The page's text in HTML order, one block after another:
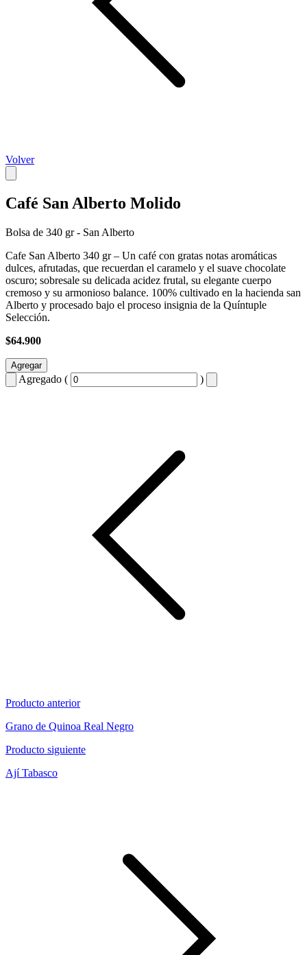
Volver
Café San Alberto Molido
Bolsa de 340 gr - San Alberto
Cafe San Alberto 340 gr – Un café con gratas notas aromáticas
dulces, afrutadas, que recuerdan el caramelo y el suave chocolate
oscuro; sobresale su delicada acidez frutal, su elegante cuerpo
cremoso y su armonioso balance. 100% cultivado en la hacienda san
Alberto y procesado bajo el proceso insignia de la Quíntuple
Selección.
$64.900
Agregar
Agregado ( )
Producto anterior
Grano de Quinoa Real Negro
Producto siguiente
Ají Tabasco